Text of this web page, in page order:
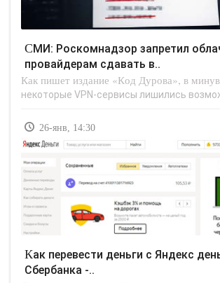
СМИ: Роскомнадзор запретил облачным
провайдерам сдавать в..
Как пишет издание «Код Дурова», в
некоторые VPN-сервисы лишились
26-янв, 14:30
Как перевести деньги с Яндекс деньги на карту
Сбербанка -..